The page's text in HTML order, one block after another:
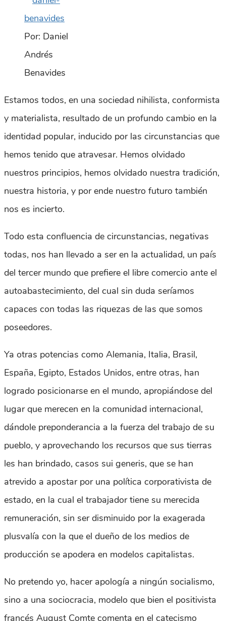
Por: Daniel
Andrés
Benavides
Estamos todos, en una sociedad nihilista, conformista
y materialista, resultado de un profundo cambio en la
identidad popular, inducido por las circunstancias que
hemos tenido que atravesar. Hemos olvidado
nuestros principios, hemos olvidado nuestra tradición,
nuestra historia, y por ende nuestro futuro también
nos es incierto.
Todo esta confluencia de circunstancias, negativas
todas, nos han llevado a ser en la actualidad, un país
del tercer mundo que prefiere el libre comercio ante el
autoabastecimiento, del cual sin duda seríamos
capaces con todas las riquezas de las que somos
poseedores.
Ya otras potencias como Alemania, Italia, Brasil,
España, Egipto, Estados Unidos, entre otras, han
logrado posicionarse en el mundo, apropiándose del
lugar que merecen en la comunidad internacional,
dándole preponderancia a la fuerza del trabajo de su
pueblo, y aprovechando los recursos que sus tierras
les han brindado, casos sui generis, que se han
atrevido a apostar por una política corporativista de
estado, en la cual el trabajador tiene su merecida
remuneración, sin ser disminuido por la exagerada
plusvalía con la que el dueño de los medios de
producción se apodera en modelos capitalistas.
No pretendo yo, hacer apología a ningún socialismo,
sino a una sociocracia, modelo que bien el positivista
francés August Comte comenta en el catecismo